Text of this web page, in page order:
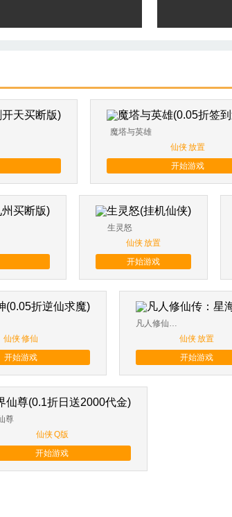
魔塔与英雄
仙侠放置
开始游戏
生灵怒
仙侠放置
开始游戏
仙侠修仙
开始游戏
凡人修仙传：星海飞驰
仙侠放置
开始游戏
尊
仙侠Q版
开始游戏